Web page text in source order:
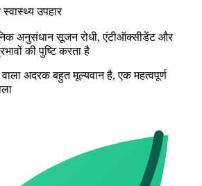
स्वास्थ्य उपहार
अनुसंधान सूजन रोधी, एंटीऑक्सीडेंट और
की पुष्टि करता है
वाला अदरक बहुत मूल्यवान है, एक महत्वपूर्ण